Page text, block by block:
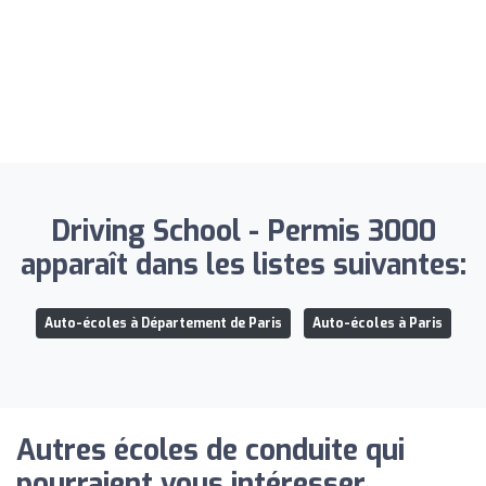
Driving School - Permis 3000
apparaît dans les listes suivantes:
Auto-écoles à Département de Paris Auto-écoles à Paris
Autres écoles de conduite qui